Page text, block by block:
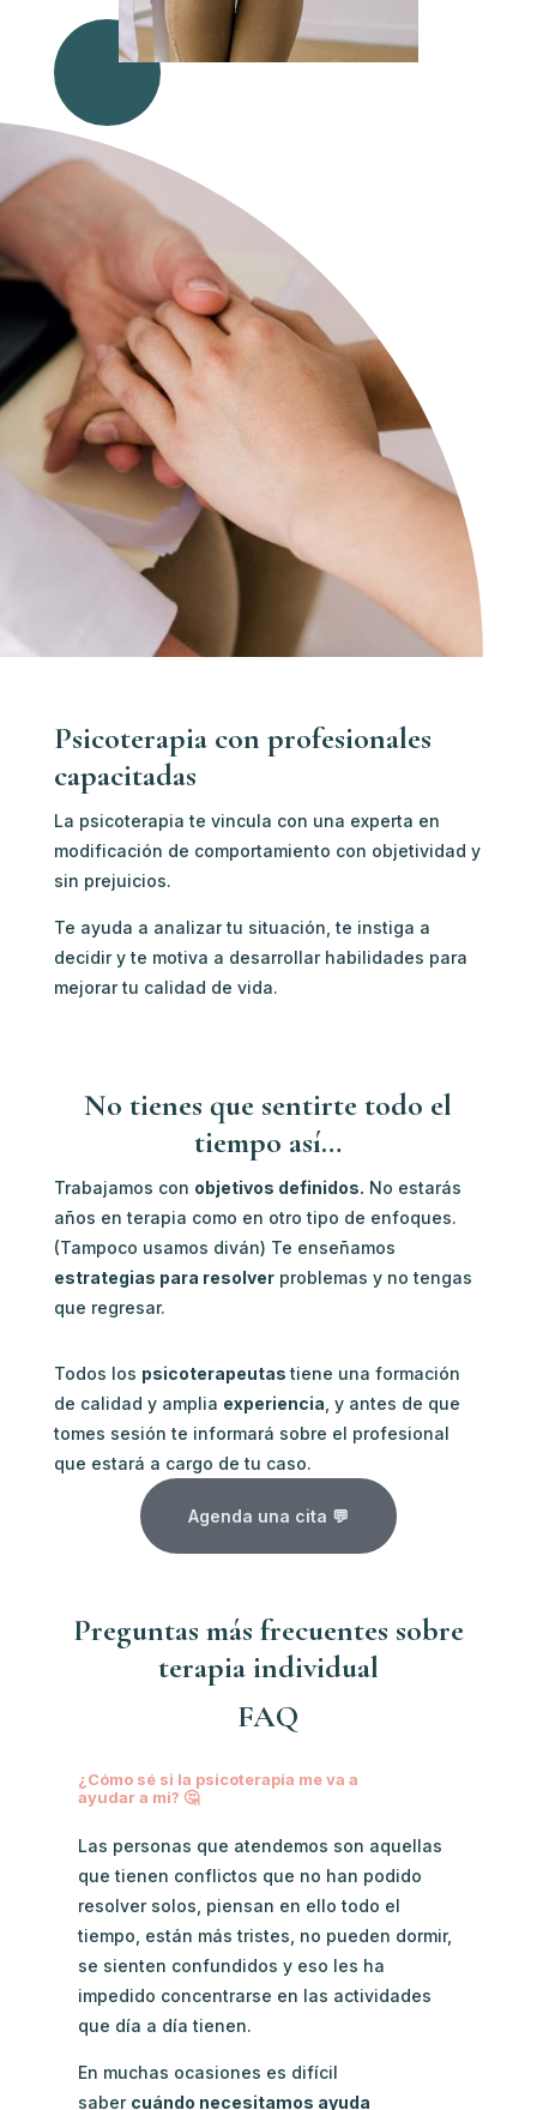
Psicoterapia con profesionales
capacitadas
La psicoterapia te vincula con una experta en
modificación de comportamiento con objetividad y
sin prejuicios.
Te ayuda a analizar tu situación, te instiga a
decidir y te motiva a desarrollar habilidades para
mejorar tu calidad de vida.
No tienes que sentirte todo el
tiempo así…
Trabajamos con objetivos definidos. No estarás
años en terapia como en otro tipo de enfoques.
(Tampoco usamos diván) Te enseñamos
estrategias para resolverproblemas y no tengas
que regresar.
Todos los psicoterapeutastiene una formación
de calidad y amplia experiencia , y antes de que
tomes sesión te informará sobre el profesional
que estará a cargo de tu caso.
Agenda una cita 💬
Preguntas más frecuentes sobre
terapia individual
FAQ
¿Cómo sé si la psicoterapia me va a
ayudar a mi? 🤔
Las personas que atendemos son aquellas
que tienen conflictos que no han podido
resolver solos, piensan en ello todo el
tiempo, están más tristes, no pueden dormir,
se sienten confundidos y eso les ha
impedido concentrarse en las actividades
que día a día tienen.
En muchas ocasiones es difícil
saber cuándo necesitamos ayuda